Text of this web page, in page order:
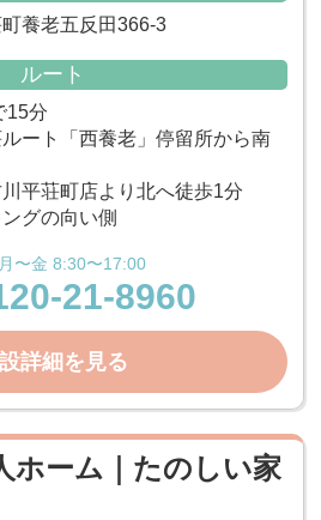
養老五反田366-3
ルート
15分
ート「西養老」停留所から南
平荘町店より北へ徒歩1分
グの向い側
〜金 8:30〜17:00
21-8960
詳細を見る
ホーム｜たのしい家